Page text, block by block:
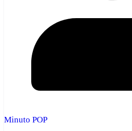
Minuto POP